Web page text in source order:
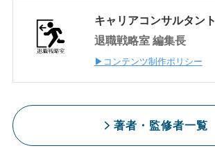
キャリアコンサルタント
退職戦略室 編集長
▶コンテンツ制作ポリシー
著者・監修者一覧